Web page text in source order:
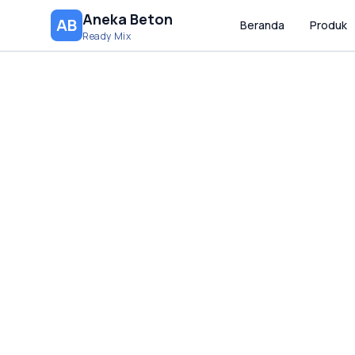
AB Aneka Beton
Ready Mix
Beranda Produk